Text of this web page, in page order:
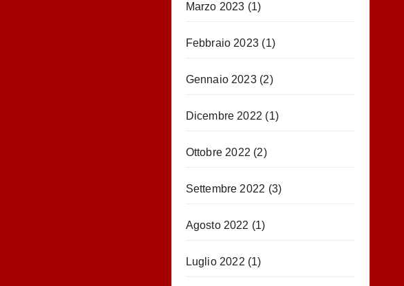
Marzo 2023 (1)
Febbraio 2023 (1)
Gennaio 2023(2)
Dicembre 2022 (1)
Ottobre 2022 (2)
Settembre 2022 (3)
Agosto 2022 (1)
Luglio 2022 (1)